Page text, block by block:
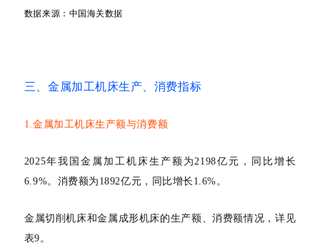
数据来源： 中国海关数据
三、金属加工机床生产、消费指标
1.金属加工机床生产额与消费额
2025年我国金属加工机床生产额为2198亿元，同比增长
6.9%。消费额为1892亿元，同比增长1.6%。
金属切削机床和金属成形机床的生产额、消费额情况，详见
表9。